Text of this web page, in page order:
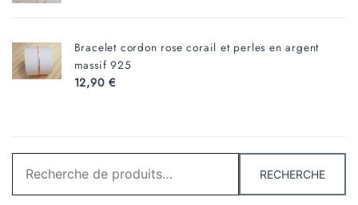
Bracelet cordon rose corail et perles en argent
massif 925
12,90 €
pour :
RECHERCHE